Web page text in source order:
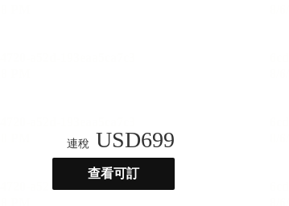
連稅 USD699
查看可訂